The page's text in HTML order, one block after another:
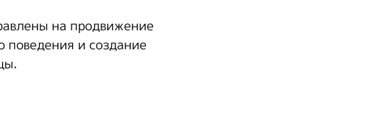
на продвижение
поведения и создание